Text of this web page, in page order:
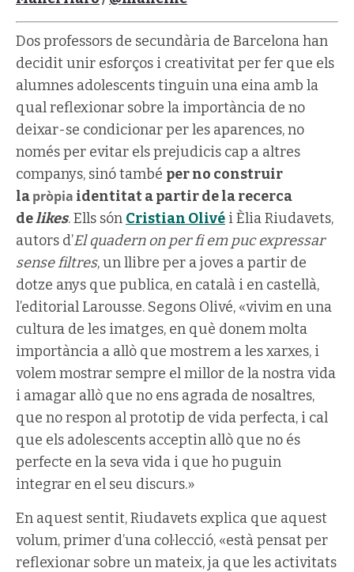
Dos professors de secundària de Barcelona han
decidit unir esforços i creativitat per fer que els
alumnes adolescents tinguin una eina amb la
qual reflexionar sobre la importància de no
deixar-se condicionar per les aparences, no
només per evitar els prejudicis cap a altres
companys, sinó també per no construir
lapròpia identitat a partir de la recerca
delikes. Ells són Cristian Olivé i Èlia Riudavets,
autors d’El quadern on per fi em puc expressar
sense filtres, un llibre per a joves a partir de
dotze anys que publica, en català i en castellà,
l’editorial Larousse. Segons Olivé, «vivim en una
cultura de les imatges, en què donem molta
importància a allò que mostrem a les xarxes, i
volem mostrar sempre el millor de la nostra vida
i amagar allò que no ens agrada de nosaltres,
que no respon al prototip de vida perfecta, i cal
que els adolescents acceptin allò que no és
perfecte en la seva vida i que ho puguin
integrar en el seu discurs.»
En aquest sentit, Riudavets explica que aquest
volum, primer d’una col·lecció, «està pensat per
reflexionar sobre un mateix, ja que les activitats